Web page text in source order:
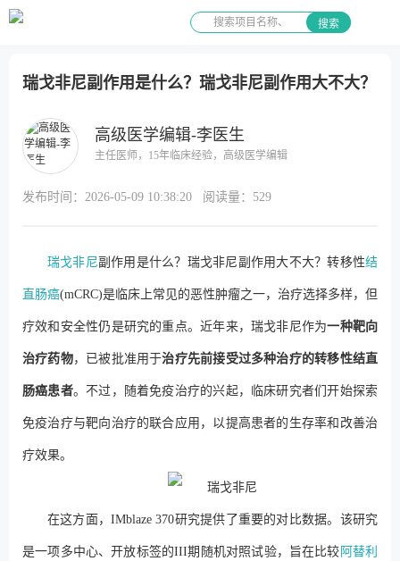
搜索
瑞戈非尼副作用是什么？瑞戈非尼副作用大不大？
高级医学编辑-李医生
主任医师，15年临床经验，高级医学编辑
发布时间： 2026-05-09 10:38:20 阅读量： 529
瑞戈非尼副作用是什么？瑞戈非尼副作用大不大？转移性结
直肠癌(mCRC)是临床上常见的恶性肿瘤之一，治疗选择多样，但
疗效和安全性仍是研究的重点。近年来，瑞戈非尼作为一种靶向
治疗药物，已被批准用于治疗先前接受过多种治疗的转移性结直
肠癌患者。不过，随着免疫治疗的兴起，临床研究者们开始探索
免疫治疗与靶向治疗的联合应用，以提高患者的生存率和改善治
疗效果。
在这方面，IMblaze 370研究提供了重要的对比数据。该研究
是一项多中心、开放标签的III期随机对照试验，旨在比较 阿替利